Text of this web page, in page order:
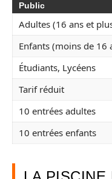
Public
Adultes (16 ans et
Enfants (moins de 16
Étudiants, Lycéens
Tarif réduit
10 entrées adultes
10 entrées enfants